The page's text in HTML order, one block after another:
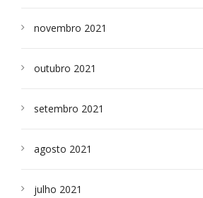
novembro 2021
outubro 2021
setembro 2021
agosto 2021
julho 2021